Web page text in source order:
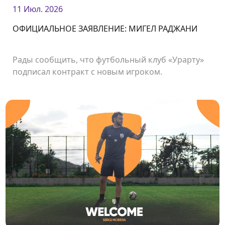
11 Июл. 2026
ОФИЦИАЛЬНОЕ ЗАЯВЛЕНИЕ: МИГЕЛ РАДЖАНИ
Рады сообщить, что футбольный клуб «Урарту»
подписал контракт с новым игроком.